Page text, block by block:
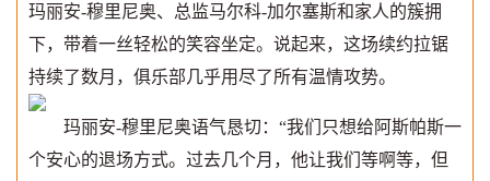
玛丽安-穆里尼奥、总监马尔科-加尔塞斯和家人的簇拥
下，带着一丝轻松的笑容坐定。说起来，这场续约拉锯
持续了数月，俱乐部几乎用尽了所有温情攻势。
玛丽安-穆里尼奥语气恳切：“我们只想给阿斯帕斯一
个安心的退场方式。过去几个月，他让我们等啊等，但